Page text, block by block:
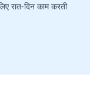
रात-दिन काम करती